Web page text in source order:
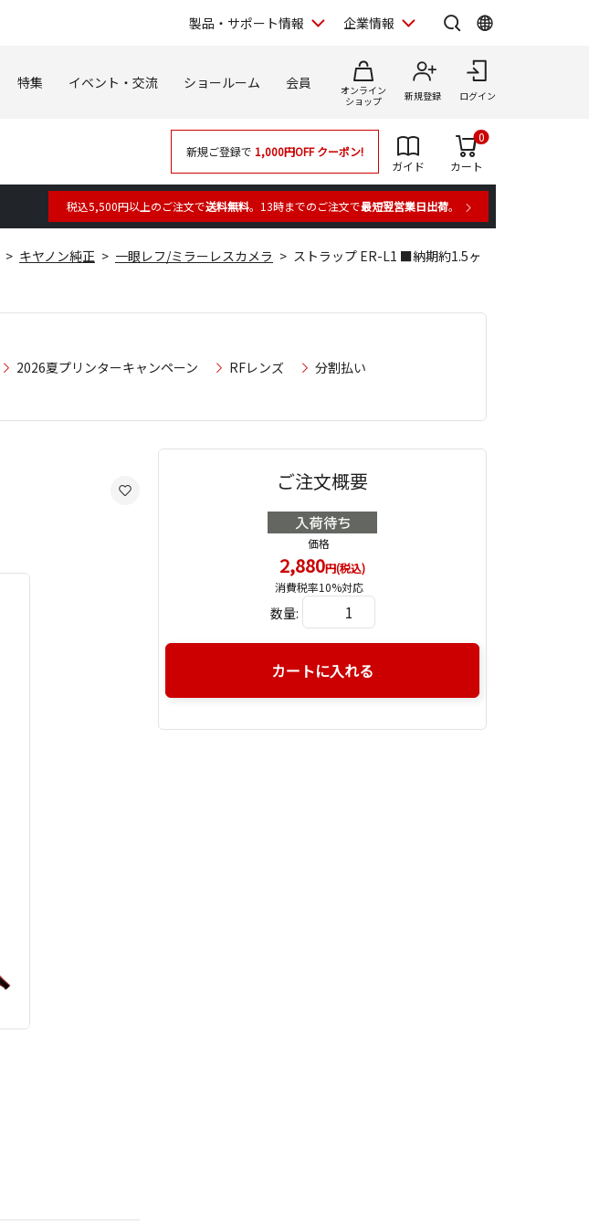
製品・サポート情報 企業情報
特集 イベント・交流 ショールーム 会員
オンライン
ショップ
新規登録 ログイン
新規ご登録で 1,000円OFFクーポン!
ガイド
カート
0
税込5,500円以上のご注文で送料無料。13時までのご注文で最短翌営業日出荷。
キヤノン純正 一眼レフ/ミラーレスカメラ
ストラップ ER-L1 ■納期約1.5ヶ
2026夏プリンターキャンペーン RFレンズ
分割払い
ご注文概要
価格
2,880円(税込)
消費税率10%対応
数量:
カートに入れる